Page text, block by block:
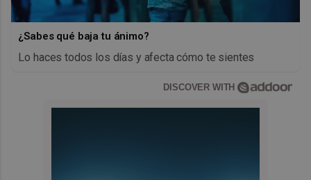
¿Sabes qué baja tu ánimo?
Lo haces todos los días y afecta cómo te sientes
DISCOVER WITH